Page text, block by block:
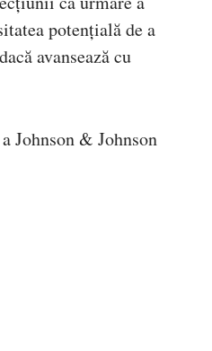
potențială de a
avansează cu
Johnson & Johnson